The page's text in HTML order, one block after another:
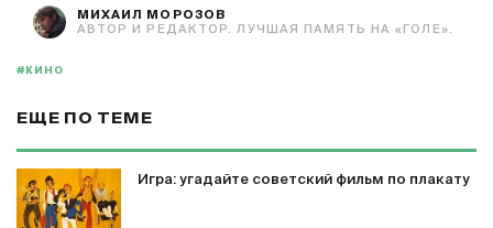
МИХАИЛ МОРОЗОВ
АВТОР И РЕДАКТОР. ЛУЧШАЯ ПАМЯТЬ НА «ГОЛЕ».
#КИНО
ЕЩЕ ПО ТЕМЕ
Игра: угадайте советский фильм по плакату